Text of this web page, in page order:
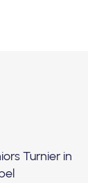
Turnier in